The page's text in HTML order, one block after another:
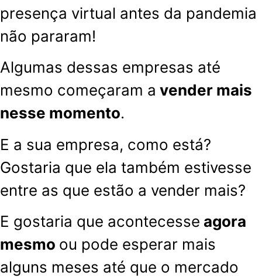
presença virtual antes da pandemia
não pararam!
Algumas dessas empresas até
mesmo começaram a vender mais
nesse momento.
E a sua empresa, como está?
Gostaria que ela também estivesse
entre as que estão a vender mais?
E gostaria que acontecesse agora
mesmo ou pode esperar mais
alguns meses até que o mercado